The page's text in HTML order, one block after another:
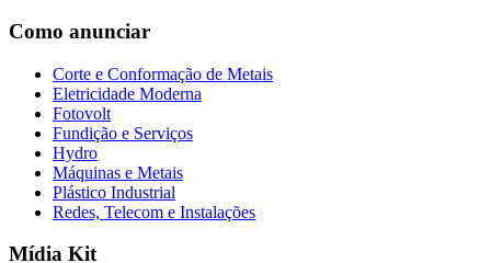
Como anunciar
Corte e Conformação de Metais
Eletricidade Moderna
Fotovolt
Fundição e Serviços
Hydro
Máquinas e Metais
Plástico Industrial
Redes, Telecom e Instalações
Mídia Kit